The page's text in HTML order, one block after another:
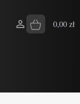
0,00 zł
